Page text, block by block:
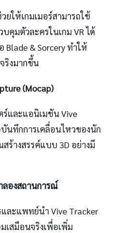
ยให้เกมเมอร์สามารถใช้
บคุมตัวละครในเกม VR ได้
Blade & Sorcery ทำให้
ริงมากขึ้น
(Mocap)
และแอนิเมชัน Vive
นทึกการเคลื่อนไหวของนัก
ร้างสรรค์แบบ 3D อย่างมี
ลองสถานการณ์
ละแพทย์นำ Vive Tracker
เสมือนจริงเพื่อเพิ่ม